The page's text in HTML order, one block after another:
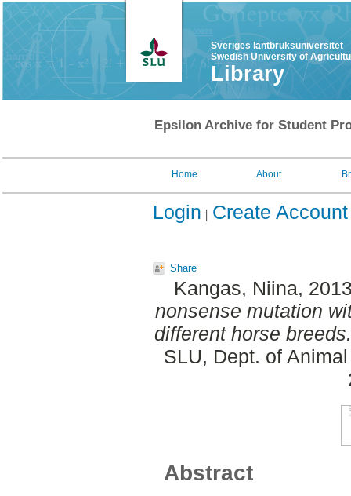
Sveriges lantbruksuniversitet
Swedish University of
Library
Epsilon Archive for Student
Home About
Login Create Account
Share
Kangas, Niina,
nonsense mutation
different horse breeds.
SLU, Dept. of
Abstract